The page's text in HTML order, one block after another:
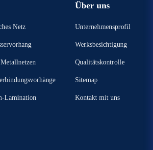
Netz
Lamination
Über uns
Unternehmensprofil
Werksbesichtigung
Qualitätskontrolle
Sitemap
Kontakt mit uns